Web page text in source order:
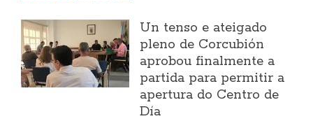
Un tenso e ateigado
pleno de Corcubión
aprobou finalmente a
partida para permitir a
apertura do Centro de
Día